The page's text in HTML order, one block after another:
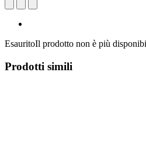
EsauritoIl prodotto non è più
Prodotti simili